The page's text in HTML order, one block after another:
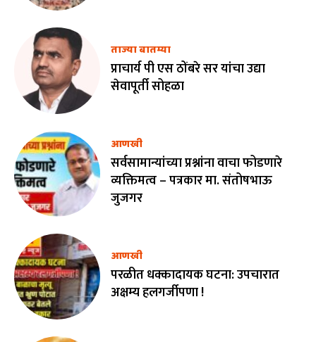
ताज्या बातम्या
प्राचार्य पी एस ठोंबरे सर यांचा उद्या
सेवापूर्ती सोहळा
आणखी
सर्वसामान्यांच्या प्रश्नांना वाचा फोडणारे
व्यक्तिमत्व – पत्रकार मा. संतोषभाऊ
जुजगर
आणखी
परळीत धक्कादायक घटना: उपचारात
अक्षम्य हलगर्जीपणा !